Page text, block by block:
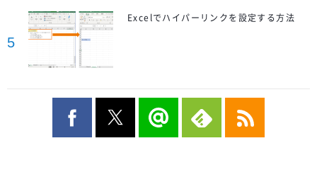
5
Excelでハイパーリンクを設定する方法